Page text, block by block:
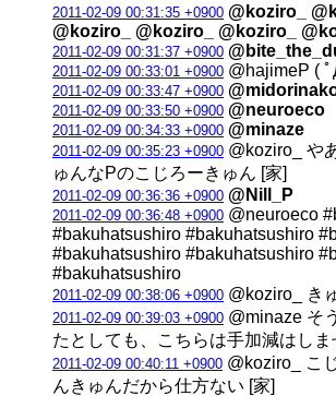
2011-02-09 00:31:35 +0900 @koziro_
@koziro_ @koziro_ @koziro_
2011-02-09 00:31:37 +0900
2011-02-09 00:33:01 +0900 @hajimeP ( ﾟ
2011-02-09 00:33:47 +0900
2011-02-09 00:33:50 +0900 @neuroeco
2011-02-09 00:34:33 +0900 @minaze
2011-02-09 00:35:23 +0900 @koziro_ や
ゅんなPのこじろーきゅん [家]
2011-02-09 00:36:36 +0900 @Nill_P
2011-02-09 00:36:48 +0900 @neuroeco
#bakuhatsushiro #bakuhatsushiro
#bakuhatsushiro #bakuhatsushiro
#bakuhatsushiro
2011-02-09 00:38:06 +0900 @koziro_ き
2011-02-09 00:39:03 +0900 @minaze そ
たとしても、こちらは手加減はしま
2011-02-09 00:40:11 +0900 @koziro_ こ
んきゅんだから仕方ない [家]